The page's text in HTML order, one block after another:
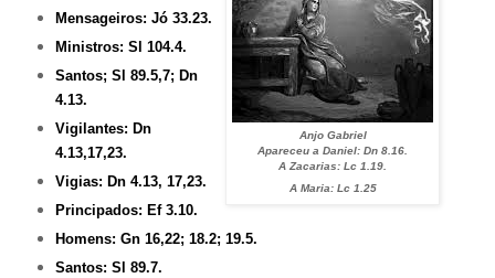
Anjo Gabriel
Apareceu a Daniel: Dn 8.16.
A Zacarias: Lc 1.19.
A Maria: Lc 1.25
Mensageiros: Jó 33.23.
Ministros: Sl 104.4.
Santos; Sl 89.5,7; Dn
4.13.
Vigilantes: Dn
4.13,17,23.
Vigias: Dn 4.13, 17,23.
Principados: Ef 3.10.
Homens: Gn 16,22; 18.2; 19.5.
Santos: Sl 89.7.